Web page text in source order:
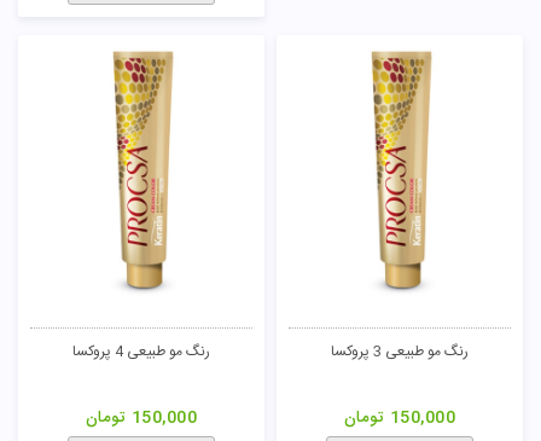
رنگ مو طبیعی 3 پروکسا
150,000 تومان
رنگ مو طبیعی 4 پروکسا
150,000 تومان